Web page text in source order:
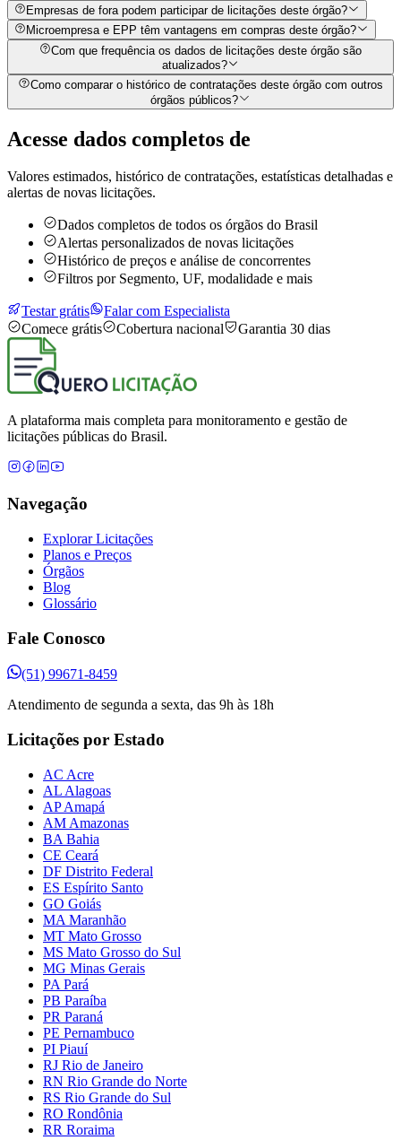
Empresas de fora podem participar de licitações deste órgão?
Microempresa e EPP têm vantagens em compras deste órgão?
Com que frequência os dados de licitações deste órgão são
atualizados?
Como comparar o histórico de contratações deste órgão com outros
órgãos públicos?
Acesse dados completos de
Valores estimados, histórico de contratações, estatísticas detalhadas e
alertas de novas licitações.
Dados completos de todos os órgãos do Brasil
Alertas personalizados de novas licitações
Histórico de preços e análise de concorrentes
Filtros por Segmento, UF, modalidade e mais
Testar grátis
Falar com Especialista
Comece grátis
Cobertura nacional Garantia 30 dias
A plataforma mais completa para monitoramento e gestão de
licitações públicas do Brasil.
Navegação
Explorar Licitações
Planos e Preços
Órgãos
Blog
Glossário
Fale Conosco
(51) 99671-8459
Atendimento de segunda a sexta, das 9h às 18h
Licitações por Estado
AC Acre
AL Alagoas
AP Amapá
AM Amazonas
BA Bahia
CE Ceará
DF Distrito Federal
ES Espírito Santo
GO Goiás
MA Maranhão
MT Mato Grosso
MS Mato Grosso do Sul
MG Minas Gerais
PA Pará
PB Paraíba
PR Paraná
PE Pernambuco
PI Piauí
RJ Rio de Janeiro
RN Rio Grande do Norte
RS Rio Grande do Sul
RO Rondônia
RR Roraima